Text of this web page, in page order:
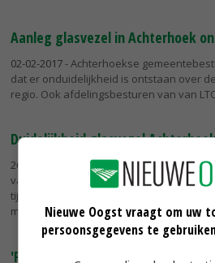
Aanleg glasvezel in Achterhoek
02-02-2017- Achterhoekse
dat er onduidelijkheid is ontstaan over
regio. Ook afdelingsbesturen van van
Duidelijkheid glasvezel
26-01-2017
- Er is nog geen duidelijkheid
van de aanleg van glasvezel in de
tijdens een bijeenkomst tussen
marktpartij...
'Fries platteland moet snel op
Nieuwe Oogst vraagt om uw
persoonsgegevens te